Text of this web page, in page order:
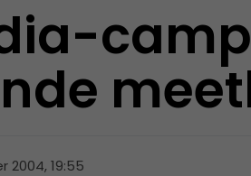
2004, 19:55